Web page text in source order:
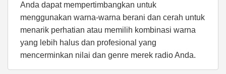
Anda dapat mempertimbangkan untuk
menggunakan warna-warna berani dan cerah untuk
menarik perhatian atau memilih kombinasi warna
yang lebih halus dan profesional yang
mencerminkan nilai dan genre merek radio Anda.